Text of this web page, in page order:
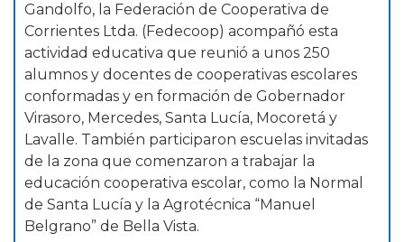
Gandolfo, la Federación de Cooperativa de
Corrientes Ltda. (Fedecoop) acompañó esta
actividad educativa que reunió a unos 250
alumnos y docentes de cooperativas escolares
conformadas y en formación de Gobernador
Virasoro, Mercedes, Santa Lucía, Mocoretá y
Lavalle. También participaron escuelas invitadas
de la zona que comenzaron a trabajar la
educación cooperativa escolar, como la Normal
de Santa Lucía y la Agrotécnica “Manuel
Belgrano” de Bella Vista.